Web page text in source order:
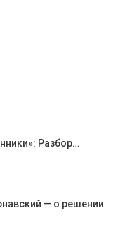
Разбор…
— о решении